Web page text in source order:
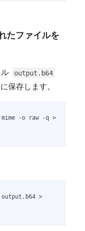
たファイルを
output.b64
に保存します。
-o raw -q >
>